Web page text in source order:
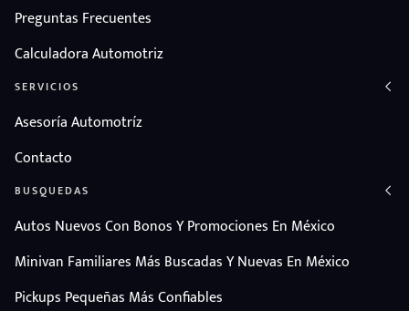
Preguntas Frecuentes
Calculadora Automotriz
SERVICIOS
Asesoría Automotríz
Contacto
BUSQUEDAS
Autos Nuevos Con Bonos Y Promociones En México
Minivan Familiares Más Buscadas Y Nuevas En México
Pickups Pequeñas Más Confiables